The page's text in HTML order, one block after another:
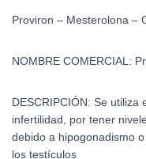
Proviron – Mesterolona –
NOMBRE COMERCIAL:
DESCRIPCIÓN: Se utiliza
infertilidad, por tener
debido a hipogonadismo
los testículos